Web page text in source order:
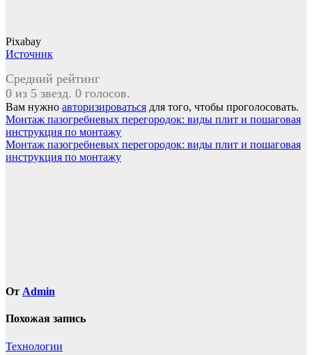
Pixabay
Источник
Средний рейтинг
0 из 5 звезд. 0 голосов.
Вам нужно авторизироваться для того, чтобы проголосовать.
Навигация
по
записям
Монтаж пазогребневых перегородок: виды плит и пошаговая
инструкция по монтажу
Монтаж пазогребневых перегородок: виды плит и пошаговая
инструкция по монтажу
От Admin
Похожая запись
Технологии